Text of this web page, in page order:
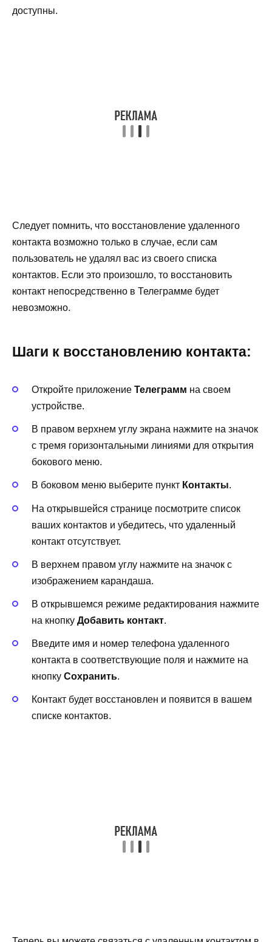
доступны.
Следует помнить, что восстановление удаленного
контакта возможно только в случае, если сам
пользователь не удалял вас из своего списка
контактов. Если это произошло, то восстановить
контакт непосредственно в Телеграмме будет
невозможно.
Шаги к восстановлению контакта:
Откройте приложение Телеграмм на своем
устройстве.
В правом верхнем углу экрана нажмите на значок
с тремя горизонтальными линиями для открытия
бокового меню.
В боковом меню выберите пункт Контакты.
На открывшейся странице посмотрите список
ваших контактов и убедитесь, что удаленный
контакт отсутствует.
В верхнем правом углу нажмите на значок с
изображением карандаша.
В открывшемся режиме редактирования нажмите
на кнопку Добавить контакт.
Введите имя и номер телефона удаленного
контакта в соответствующие поля и нажмите на
кнопку Сохранить.
Контакт будет восстановлен и появится в вашем
списке контактов.